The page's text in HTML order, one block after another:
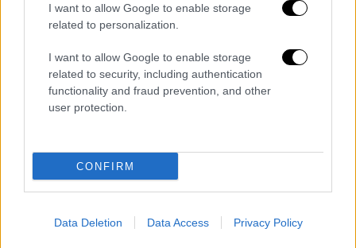
I want to allow Google to enable storage
related to personalization.
I want to allow Google to enable storage
related to security, including authentication
functionality and fraud prevention, and other
user protection.
CONFIRM
Data Deletion Data Access Privacy Policy
πετρελαίου για τους καταναλωτές και
να στηρίξουν τη μακροπρόθεσμη ζήτηση
για παραγωγούς, ανέφεραν δύο πηγές με
γνώση του θέματος. Η αμερικανική
κυβέρνηση έχει προσφέρει ελάφρυνση
χρέους σε πρώην φοιτητές, εκτός από
πληθωρισμού» ύψους 430
δισεκατομμυρίων δολαρίων.
Ο πετρελαϊκός κολοσσός της Βραζιλίας
Petrobras θα μειώσει από τον Νοέμβριο